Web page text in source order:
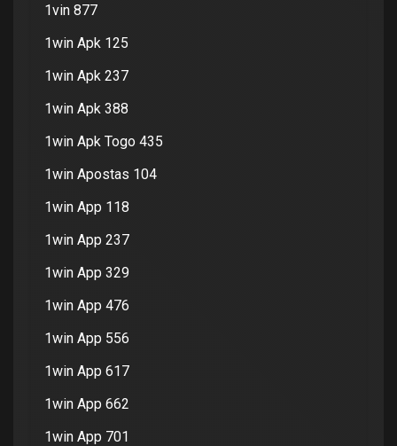
1vin 877
1win Apk 125
1win Apk 237
1win Apk 388
1win Apk Togo 435
1win Apostas 104
1win App 118
1win App 237
1win App 329
1win App 476
1win App 556
1win App 617
1win App 662
1win App 701